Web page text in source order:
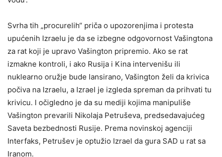
Svrha tih „procurelih“ priča o upozorenjima i protesta
upućenih Izraelu je da se izbegne odgovornost Vašingtona
za rat koji je upravo Vašington pripremio. Ako se rat
izmakne kontroli, i ako Rusija i Kina intervenišu ili
nuklearno oružje bude lansirano, Vašington želi da krivica
počiva na Izraelu, a Izrael je izgleda spreman da prihvati tu
krivicu. I očigledno je da su mediji kojima manipuliše
Vašington prevarili Nikolaja Petruševa, predsedavajućeg
Saveta bezbednosti Rusije. Prema novinskoj agenciji
Interfaks, Petrušev je optužio Izrael da gura SAD u rat sa
Iranom.